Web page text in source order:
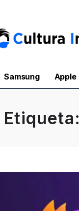
Samsung Apple
Etiqueta: